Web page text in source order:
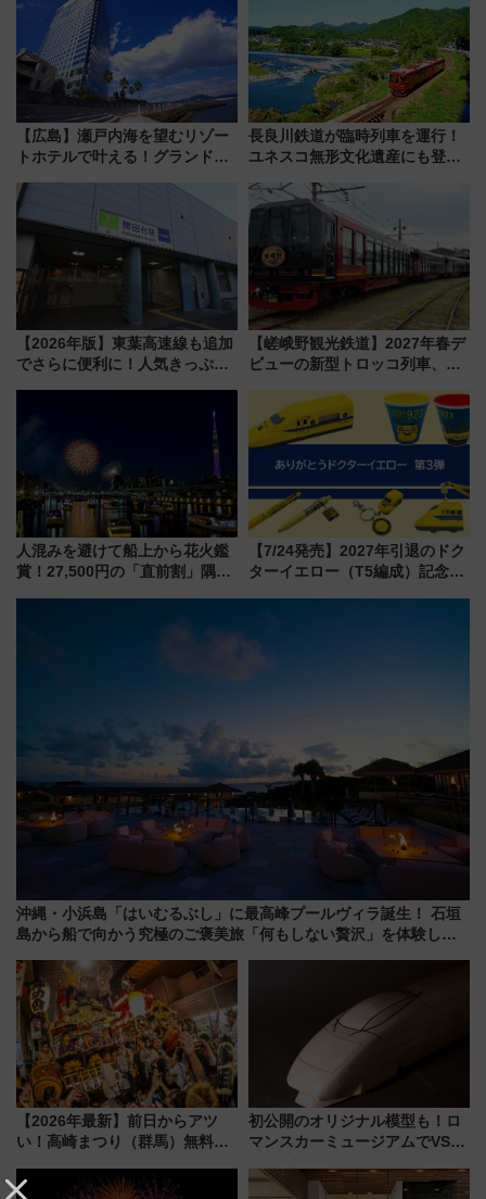
に
府･柳川の旅！YouTubeが公開
に
【広島】瀬戸内海を望むリゾー
トホテルで叶える！グランドプ
ディング＆カジュアルパーティ
ープラン
長良川鉄道が臨時列車を運行！
ユネスコ無形文化遺産にも登録
に 乗車には予約が必要
【2026年版】東葉高速線も追加
でさらに便利に！人気きっぷ
巡るなら使い勝手・コスパ抜群
【嵯峨野観光鉄道】2027年春デ
ビューの新型トロッコ列車、い
は2026年で引退
人混みを避けて船上から花火鑑
賞！27,500円の「直前割」隅田
【7/24発売】2027年引退のドク
ターイエロー（T5編成）記念グ
沖縄・小浜島「はいむるぶし」に最高峰プールヴィラ誕生！ 石垣
島から船で向かう究極のご褒美旅「何もしない贅沢」を体験して
【2026年最新】前日からアツ
い！高崎まつり（群馬）無料観
しまで
初公開のオリジナル模型も！ロ
マンスカーミュージアムでVSE
15日スタート